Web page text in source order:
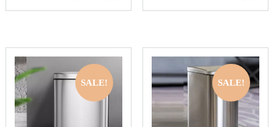
SALE!
QUICK LOOK
SALE!
QUICK LOOK